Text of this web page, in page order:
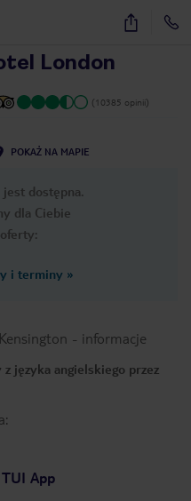
7
London
(10385 opinii)
POKAŻ NA MAPIE
dostępna.
dla Ciebie
i terminy »
- informacje
z języka angielskiego przez
App